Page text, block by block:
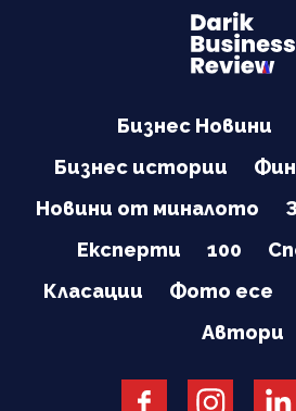
Бизнес Новини
Бизнес истории
Новини от миналото
Експерти
100
Класации
Фото есе
Автори